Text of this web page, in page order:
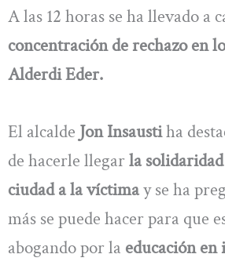
A las 12 horas se ha llevado a
concentración de rechazo en
Alderdi Eder.
El alcalde Jon Insaustiha
de hacerle llegarla
ciudad a la víctimay se ha
más se puede hacer para que
abogando por la educación en